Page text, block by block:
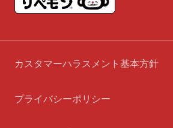
カスタマーハラスメント基本方針
プライバシーポリシー